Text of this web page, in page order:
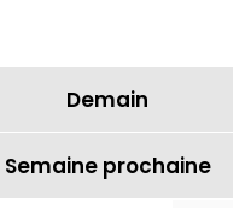
Demain
Semaine prochaine